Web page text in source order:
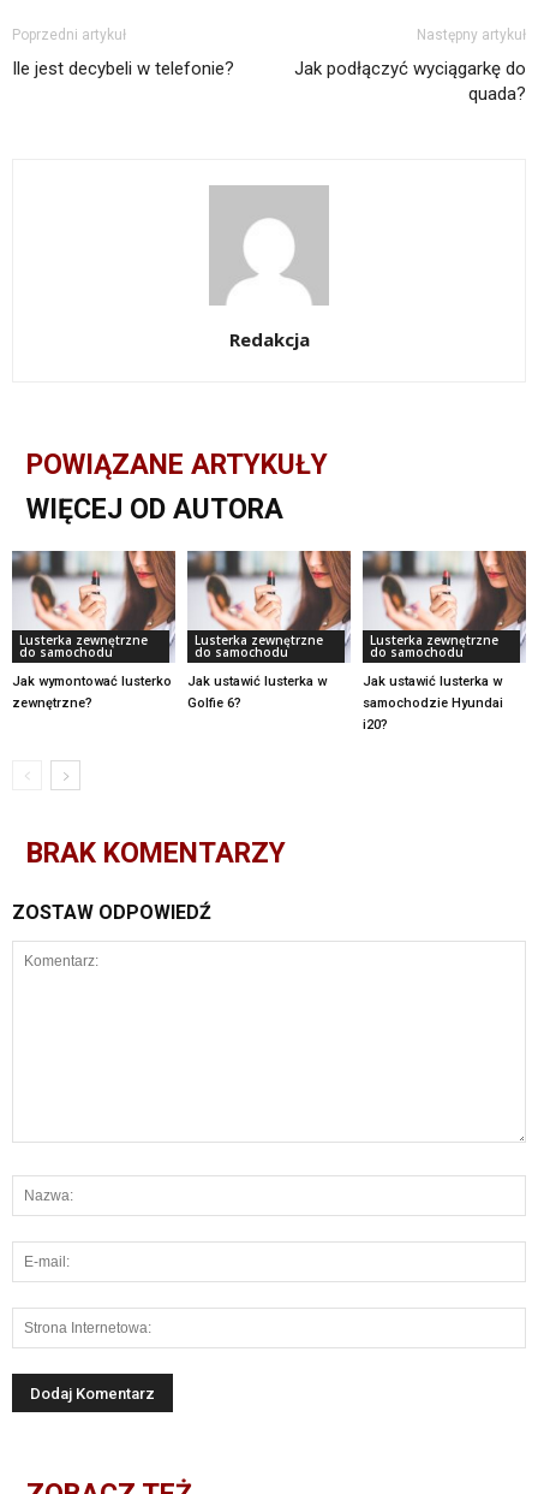
Poprzedni artykuł
Ile jest decybeli w telefonie?
Następny artykuł
Jak podłączyć wyciągarkę do
quada?
Redakcja
POWIĄZANE ARTYKUŁY
WIĘCEJ OD AUTORA
Lusterka zewnętrzne
do samochodu
Jak wymontować lusterko
zewnętrzne?
Lusterka zewnętrzne
do samochodu
Jak ustawić lusterka w
Golfie 6?
Lusterka zewnętrzne
do samochodu
Jak ustawić lusterka w
samochodzie Hyundai
i20?
BRAK KOMENTARZY
ZOSTAW ODPOWIEDŹ